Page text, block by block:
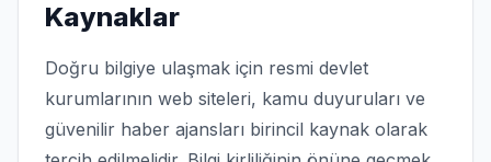
Kaynaklar
Doğru bilgiye ulaşmak için resmi devlet
kurumlarının web siteleri, kamu duyuruları ve
güvenilir haber ajansları birincil kaynak olarak